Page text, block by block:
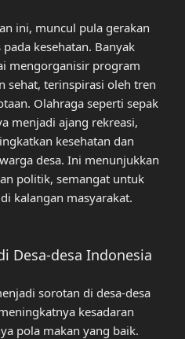
ini, muncul pula gerakan
kesehatan. Banyak
mengorganisir program
sehat, terinspirasi oleh tren
Olahraga seperti sepak
menjadi ajang rekreasi,
kesehatan dan
desa. Ini menunjukkan
politik, semangat untuk
kalangan masyarakat.
Desa-desa Indonesia
sorotan di desa-desa
kesadaran
pola makan yang baik.